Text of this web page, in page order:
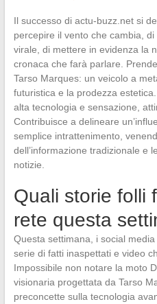
Il successo di actu-buzz.net si
percepire il vento che cambia,
virale, di mettere in evidenza la
cronaca che farà parlare.
Tarso Marques: un veicolo a
futuristica e la prodezza
alta tecnologia e sensazione,
Contribuisce a delineare
semplice intrattenimento,
dell’informazione tradizionale e
notizie.
Quali storie folli
rete questa
Questa settimana, i social
serie di fatti inaspettati e video
Impossibile non notare la moto
visionaria progettata da Tarso
preconcette sulla tecnologia